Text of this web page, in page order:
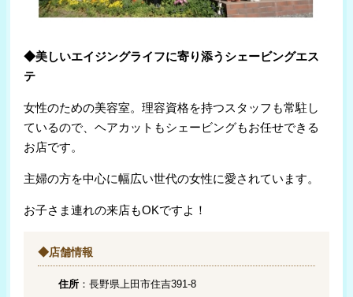
◆美しいエイジングライフに寄り添うシェービングエス
テ
女性のための美容室。理容資格を持つスタッフも常駐し
ているので、ヘアカットもシェービングもお任せできる
お店です。
主婦の方を中心に幅広い世代の女性に愛されています。
お子さま連れの来店もOKですよ！
◆店舗情報
住所 ：長野県上田市住吉391-8